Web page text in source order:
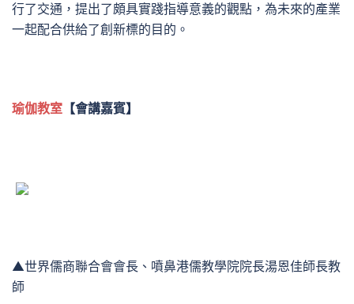
行了交通，提出了頗具實踐指導意義的觀點，為未來的產業
一起配合供給了創新標的目的。
瑜伽教室 【會講嘉賓】
▲世界儒商聯合會會長、噴鼻港儒教學院院長湯恩佳師長教
師